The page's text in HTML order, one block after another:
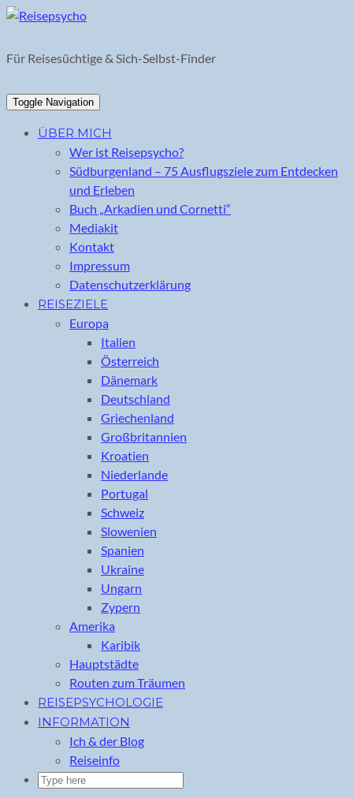
Skip
content
Für Reisesüchtige & Sich-Selbst-Finder
Toggle Navigation
ÜBER MICH
Wer ist Reisepsycho?
Südburgenland – 75 Ausflugsziele zum Entdecken
und Erleben
Buch „Arkadien und Cornetti“
Mediakit
Kontakt
Impressum
Datenschutzerklärung
REISEZIELE
Europa
Italien
Österreich
Dänemark
Deutschland
Griechenland
Großbritannien
Kroatien
Niederlande
Portugal
Schweiz
Slowenien
Spanien
Ukraine
Ungarn
Zypern
Amerika
Karibik
Hauptstädte
Routen zum Träumen
REISEPSYCHOLOGIE
INFORMATION
Ich & der Blog
Reiseinfo